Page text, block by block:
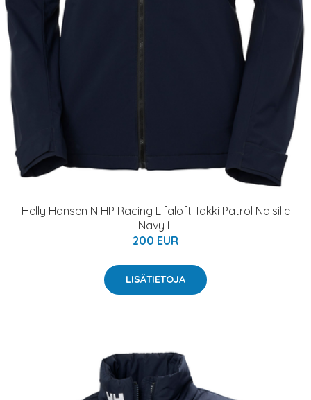
Helly Hansen N HP Racing Lifaloft Takki Patrol Naisille
Navy L
200 EUR
LISÄTIETOJA